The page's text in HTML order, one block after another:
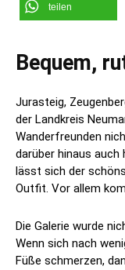
teilen
Bequem,
Jurasteig,
der Landkreis
Wanderfreunden
darüber hinaus
lässt sich der
Outfit. Vor allem
Die Galerie wurde
Wenn sich nach
Füße schmerzen,